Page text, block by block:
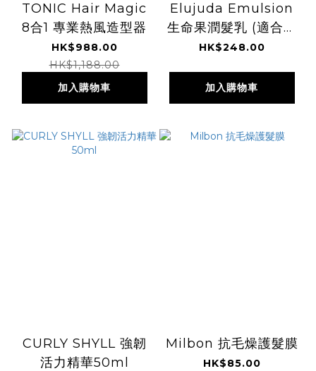
TONIC Hair Magic
8合1 專業熱風造型器
HK$988.00
HK$1,188.00
加入購物車
Elujuda Emulsion
生命果潤髮乳 (適合細
軟髮質) 120g
HK$248.00
加入購物車
CURLY SHYLL 強韌
活力精華50ml
Milbon 抗毛燥護髮膜
HK$85.00